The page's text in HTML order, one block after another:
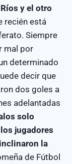
y el otro
recién está
Siempre
mal por
determinado
decir que
dos goles a
adelantadas
solo
jugadores
inclinaron la
de Fútbol